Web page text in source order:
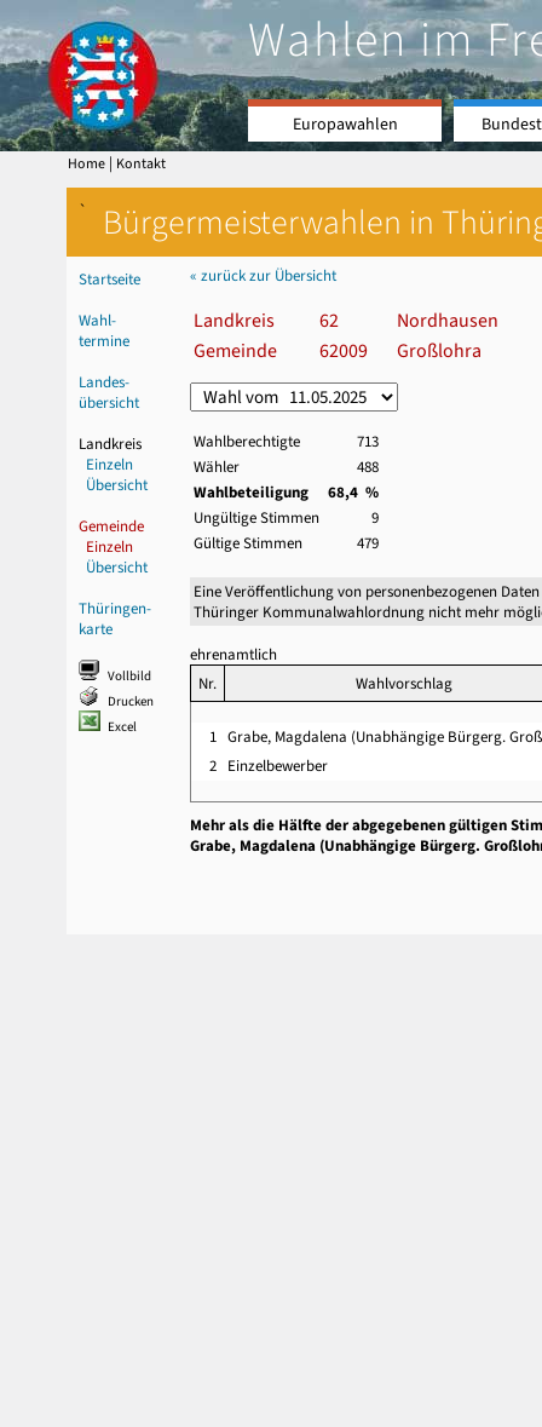
Wahlen im
Europawahlen
Home | Kontakt
` Bürgermeisterwahlen in
Startseite
Wahl-
termine
Landes-
übersicht
Landkreis
Einzeln
Übersicht
Gemeinde
Einzeln
Übersicht
Thüringen-
karte
Vollbild
Drucken
Excel
« zurück zur Übersicht
Landkreis 62
Nordhausen
Gemeinde
62009 Großlohra
Wahlberechtigte
713
Wähler
488
Wahlbeteiligung
68,4 %
Ungültige Stimmen
9
Gültige Stimmen
479
Eine Veröffentlichung von personenbezogenen
Thüringer Kommunalwahlordnung nicht mehr
ehrenamtlich
Nr.
Wahlvorschlag
1 Grabe, Magdalena (Unabhängige Bürgerg.
2 Einzelbewerber
Mehr als die Hälfte der abgegebenen gültigen
Grabe, Magdalena (Unabhängige Bürgerg.